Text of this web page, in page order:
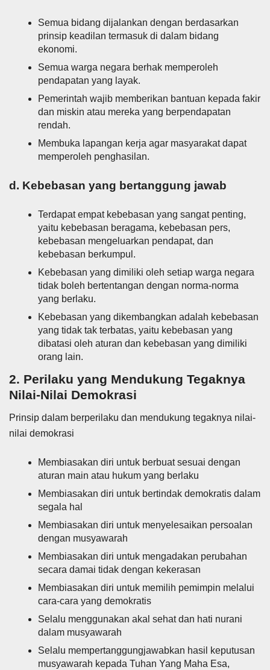
Semua bidang dijalankan dengan berdasarkan
prinsip keadilan termasuk di dalam bidang
ekonomi.
Semua warga negara berhak memperoleh
pendapatan yang layak.
Pemerintah wajib memberikan bantuan kepada fakir
dan miskin atau mereka yang berpendapatan
rendah.
Membuka lapangan kerja agar masyarakat dapat
memperoleh penghasilan.
d. Kebebasan yang bertanggung jawab
Terdapat empat kebebasan yang sangat penting,
yaitu kebebasan beragama, kebebasan pers,
kebebasan mengeluarkan pendapat, dan
kebebasan berkumpul.
Kebebasan yang dimiliki oleh setiap warga negara
tidak boleh bertentangan dengan norma-norma
yang berlaku.
Kebebasan yang dikembangkan adalah kebebasan
yang tidak tak terbatas, yaitu kebebasan yang
dibatasi oleh aturan dan kebebasan yang dimiliki
orang lain.
2. Perilaku yang Mendukung Tegaknya
Nilai-Nilai Demokrasi
Prinsip dalam berperilaku dan mendukung tegaknya nilai-
nilai demokrasi
Membiasakan diri untuk berbuat sesuai dengan
aturan main atau hukum yang berlaku
Membiasakan diri untuk bertindak demokratis dalam
segala hal
Membiasakan diri untuk menyelesaikan persoalan
dengan musyawarah
Membiasakan diri untuk mengadakan perubahan
secara damai tidak dengan kekerasan
Membiasakan diri untuk memilih pemimpin melalui
cara-cara yang demokratis
Selalu menggunakan akal sehat dan hati nurani
dalam musyawarah
Selalu mempertanggungjawabkan hasil keputusan
musyawarah kepada Tuhan Yang Maha Esa,